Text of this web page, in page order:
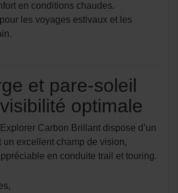
en conditions chaudes.
les voyages estivaux et les
et pare-soleil
optimale
Carbon Brillant dispose d’un
un excellent champ de vision,
en conduite trail et touring.